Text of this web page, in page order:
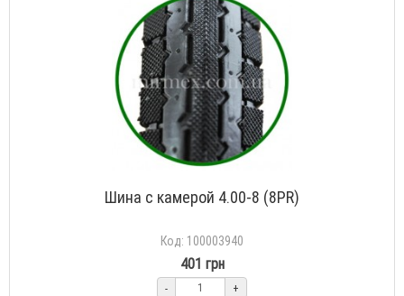
Шина с камерой 4.00-8 (8PR)
Код: 100003940
401 грн
- +